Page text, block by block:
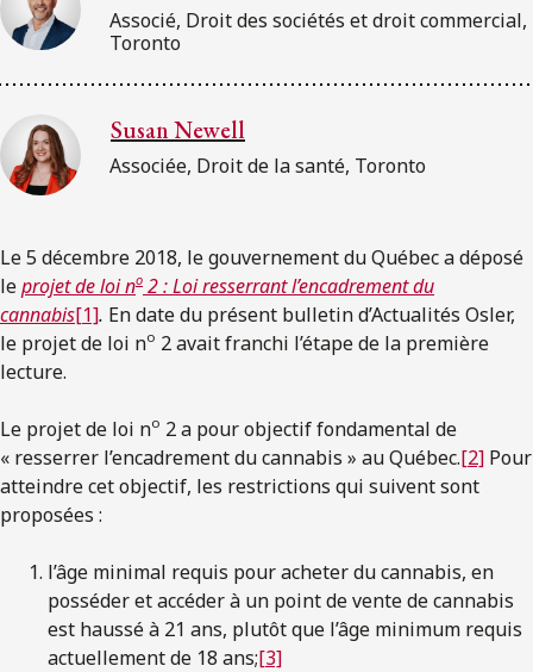
Associé, Droit des sociétés et droit commercial,
Toronto
Susan Newell
Associée, Droit de la santé, Toronto
Le 5 décembre 2018, le gouvernement du Québec a déposé
leprojet de loi no 2 : Loi resserrant l’encadrement du
cannabis[1]. En date du présent bulletin d’Actualités Osler,
le projet de loi no 2 avait franchi l’étape de la première
lecture.
Le projet de loi no 2 a pour objectif fondamental de
« resserrer l’encadrement du cannabis » au Québec.[2] Pour
atteindre cet objectif, les restrictions qui suivent sont
proposées :
l’âge minimal requis pour acheter du cannabis, en
posséder et accéder à un point de vente de cannabis
est haussé à 21 ans, plutôt que l’âge minimum requis
actuellement de 18 ans;[3]